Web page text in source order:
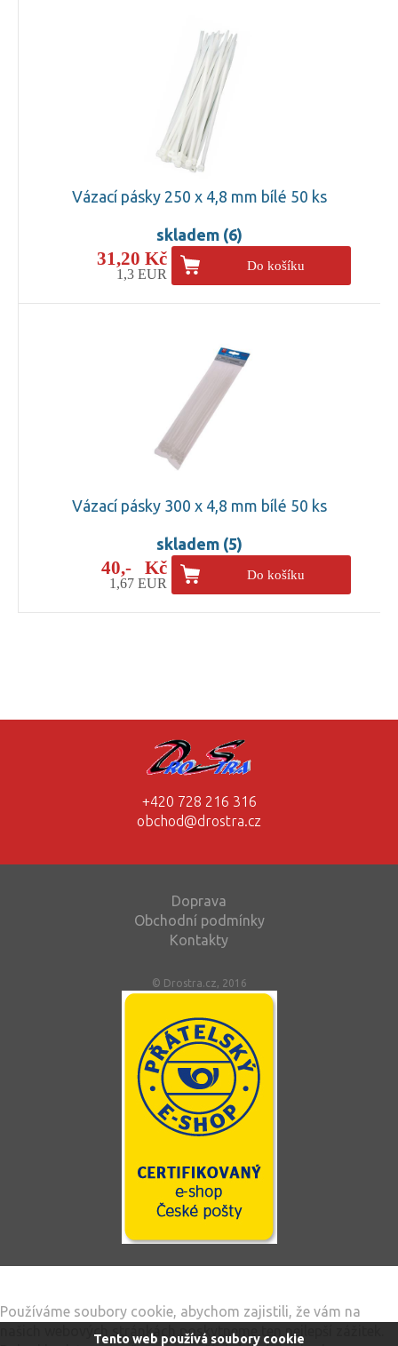
Tento web používá soubory cookie
Vázací pásky 250 x 4,8 mm bílé 50 ks
skladem (6)
31,20 Kč
1,3 EUR
Do košíku
Vázací pásky 300 x 4,8 mm bílé 50 ks
skladem (5)
40,- Kč
1,67 EUR
Do košíku
+420 728 216 316
obchod@drostra.cz
Doprava
Obchodní podmínky
Kontakty
© Drostra.cz, 2016
Používáme soubory cookie, abychom zajistili, že vám na
našich webových stránkách poskytneme ten nejlepší zážitek.